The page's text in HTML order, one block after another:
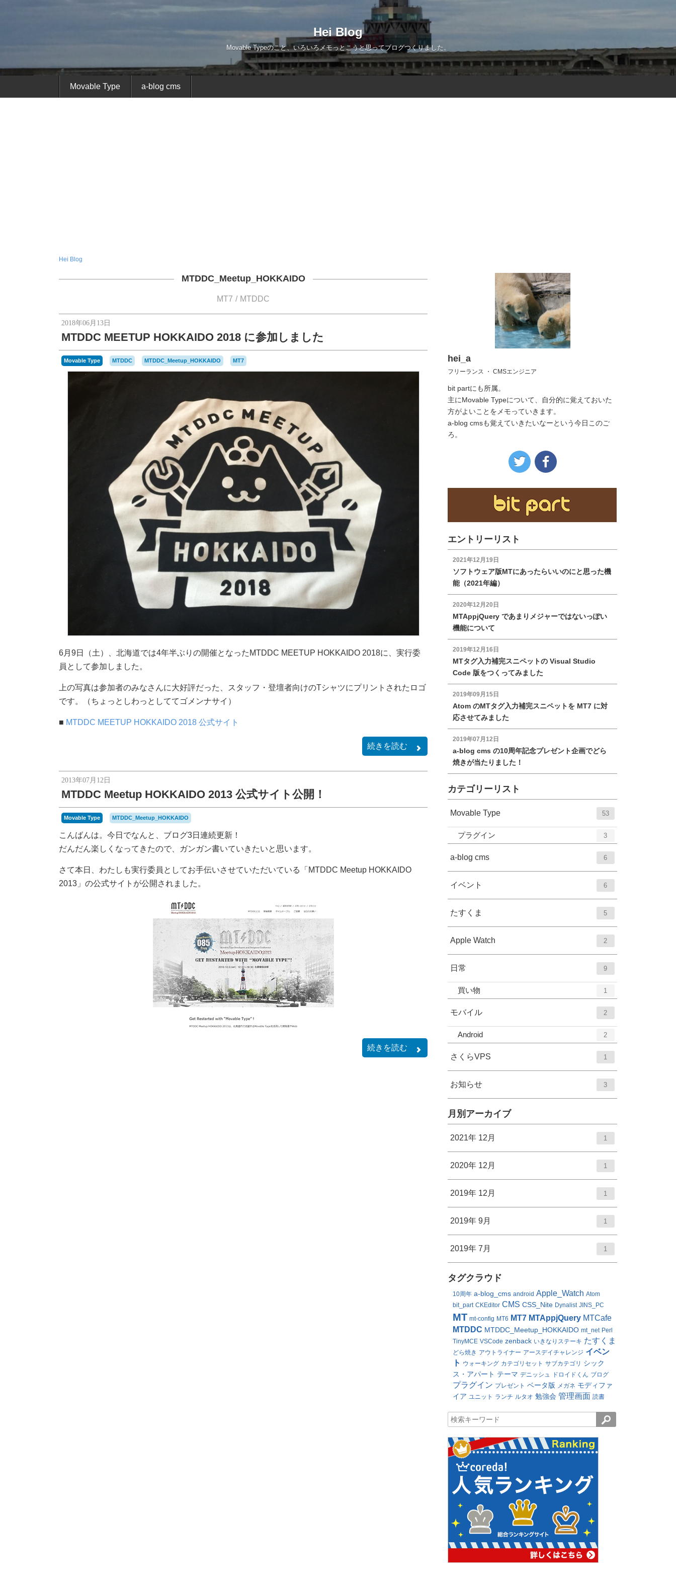
Hei Blog
Movable Typeのこと、いろいろメモっとこうと思ってブログつくりました。
Movable Type a-blog cms
Hei Blog
MTDDC_Meetup_HOKKAIDO
MT7 MTDDC
2018年06月13日
MTDDC MEETUP HOKKAIDO 2018 に参加しました
Movable Type MTDDC MTDDC_Meetup_HOKKAIDO MT7
6月9日（土）、北海道では4年半ぶりの開催となったMTDDC MEETUP HOKKAIDO 2018に、実行委
員として参加しました。
上の写真は参加者のみなさんに大好評だった、スタッフ・登壇者向けのTシャツにプリントされたロゴ
です。（ちょっとしわっとしててゴメンナサイ）
■ MTDDC MEETUP HOKKAIDO 2018 公式サイト
続きを読む
2013年07月12日
MTDDC Meetup HOKKAIDO 2013 公式サイト公開！
Movable Type MTDDC_Meetup_HOKKAIDO
こんばんは。今日でなんと、ブログ3日連続更新！
だんだん楽しくなってきたので、ガンガン書いていきたいと思います。
さて本日、わたしも実行委員としてお手伝いさせていただいている「MTDDC Meetup HOKKAIDO
2013」の公式サイトが公開されました。
続きを読む
hei_a
フリーランス ・ CMSエンジニア
bit partにも所属。
主にMovable Typeについて、自分的に覚えておいた
方がよいことをメモっていきます。
a-blog cmsも覚えていきたいなーという今日このご
ろ。
https://twitter.com/hei_a
の
へ
の
リ
ン
ク
https://
の
へ
の
リ
ク
エントリーリスト
2021年12月19日
ソフトウェア版MTにあったらいいのにと思った機
能（2021年編）
2020年12月20日
MTAppjQuery であまりメジャーではないっぽい
機能について
2019年12月16日
MTタグ入力補完スニペットの Visual Studio
Code 版をつくってみました
2019年09月15日
Atom のMTタグ入力補完スニペットを MT7 に対
応させてみました
2019年07月12日
a-blog cms の10周年記念プレゼント企画でどら
焼きが当たりました！
カテゴリーリスト
Movable Typeエ
数
53
件
プラグイン
ン
3
a-blog cmsエ
6
件
イベント
数
6
たすくま
ト
5
Apple Watch
数
2
日常
ト
ー
数
9
買い物
ン
ト
ー
数
1
モバイルエ
ト
ー
数
2
件
Androidエ
ン
ト
2
件
さくらVPS
数
1
お知らせエ
ト
リ
ー
数
3
件
月別アーカイブ
2021年 12月 1
2020年 12月 1
2019年 12月 1
2019年 9月 1
2019年 7月 1
タグクラウド
10周年 a-blog_cms android Apple_Watch Atom
bit_part CKEditor CMS CSS_Nite Dynalist JINS_PC
MT mt-config MT6 MT7 MTAppjQuery MTCafe
MTDDC MTDDC_Meetup_HOKKAIDO mt_net Perl
TinyMCE VSCode zenback いきなりステーキ たすくま
どら焼き アウトライナー アースデイチャレンジ イベン
ト ウォーキング カテゴリセット サブカテゴリ シック
ス・アパート テーマ デニッシュ ドロイドくん ブログ
プラグイン プレゼント ベータ版 メガネ モディファ
イア ユニット ランチ ルタオ 勉強会 管理画面 読書